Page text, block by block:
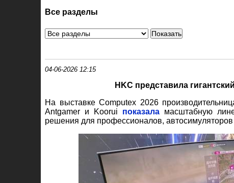
Все разделы
04-06-2026 12:15
HKC представила
На выставке Computex 2026
Antgamer и Koorui показала масштабную
решения для профессионалов,